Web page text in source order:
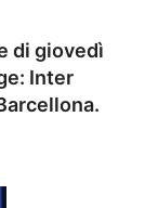
di giovedì
Inter